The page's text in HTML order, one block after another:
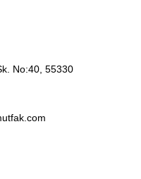
No:40, 55330